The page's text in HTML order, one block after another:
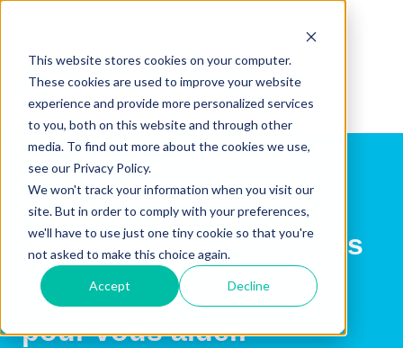
This website stores cookies on your computer.
These cookies are used to improve your website
experience and provide more personalized services
to you, both on this website and through other
media. To find out more about the cookies we use,
see our Privacy Policy.
We won't track your information when you visit our
site. But in order to comply with your preferences,
we'll have to use just one tiny cookie so that you're
not asked to make this choice again.
Accept Decline
Bienvenue ! Trouvez des
conseils et des outils
pour vous aider.